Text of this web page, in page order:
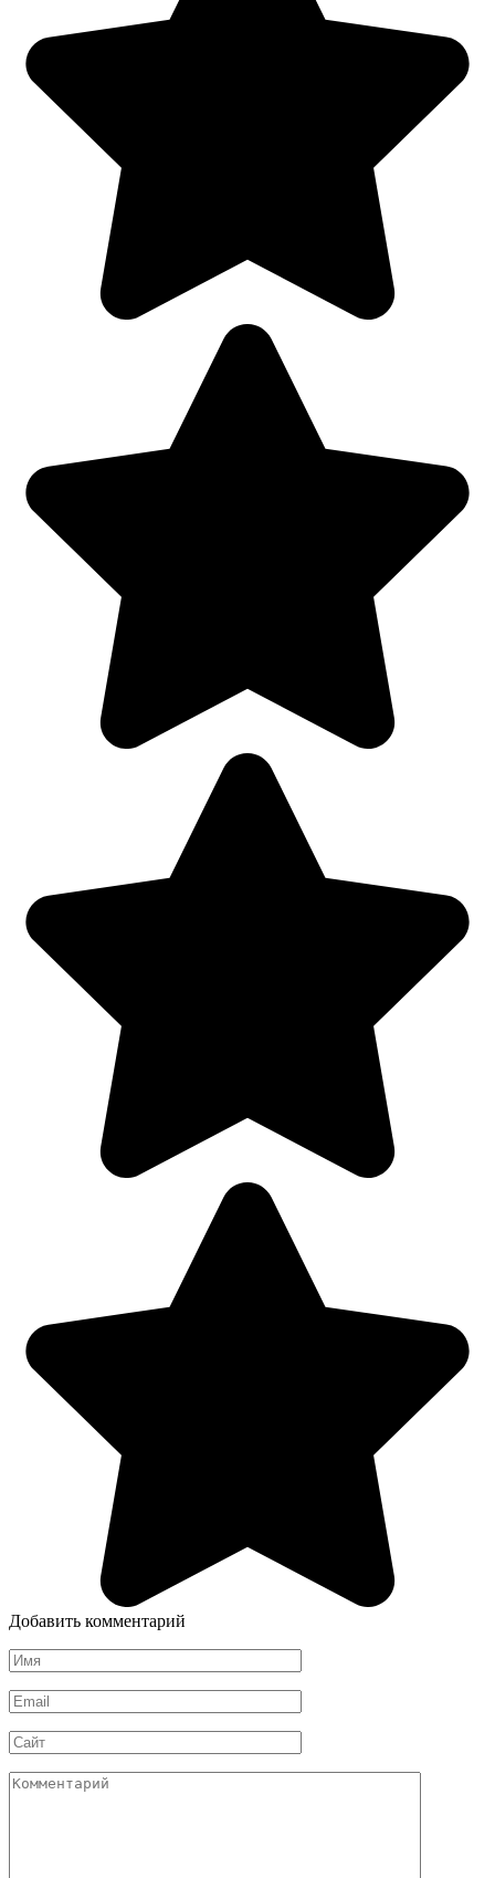
Добавить комментарий
Имя
*
Email
*
Сайт
Комментарий